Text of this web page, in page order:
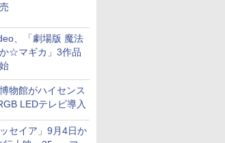
、「劇場版 魔法
☆マギカ」3作品
物館がハイセンス
LEDテレビ導入
ッセイア」9月4日か